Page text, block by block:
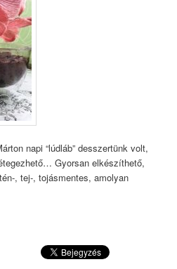
napi “lúdláb” desszertünk volt,
Gyorsan elkészíthető,
, tej-, tojásmentes, amolyan